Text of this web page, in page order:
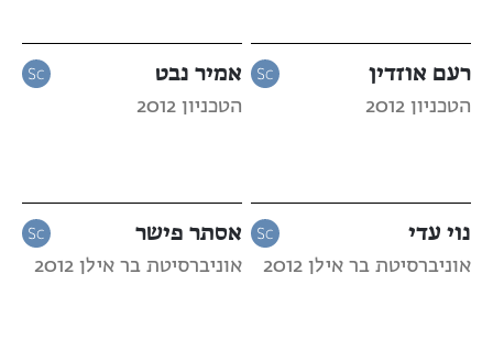
רעם אוזדין
הטכניון 2012
אמיר נבט
הטכניון 2012
נוי עדי
אוניברסיטת בר אילן 2012
אסתר פישר
אוניברסיטת בר אילן 2012